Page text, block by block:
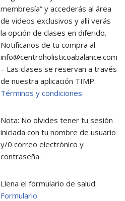
membresía” y accederás al área
de videos exclusivos y allí verás
la opción de clases en diferido.
Notifícanos de tu compra al
info@centroholisticoabalance.com
– Las clases se reservan a través
de nuestra aplicación TIMP.
Términos y condiciones
Nota: No olvides tener tu sesión
iniciada con tu nombre de usuario
y/0 correo electrónico y
contraseña.
Llena el formulario de salud:
Formulario